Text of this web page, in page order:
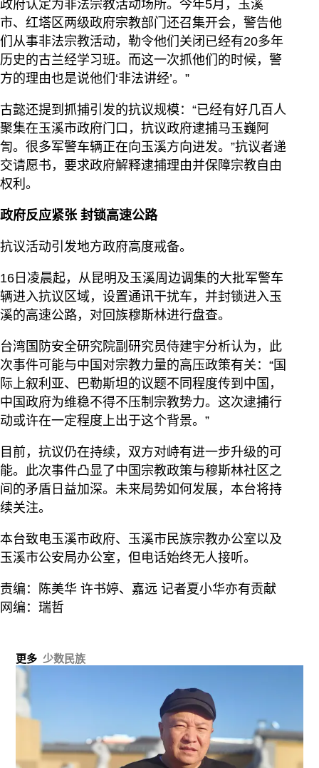
政府认定为非法宗教活动场所。今年5月，玉溪
市、红塔区两级政府宗教部门还召集开会，警告他
们从事非法宗教活动，勒令他们关闭已经有20多年
历史的古兰经学习班。而这一次抓他们的时候，警
方的理由也是说他们‘非法讲经’。”
古懿还提到抓捕引发的抗议规模：“已经有好几百人
聚集在玉溪市政府门口，抗议政府逮捕马玉巍阿
訇。很多军警车辆正在向玉溪方向进发。”抗议者递
交请愿书，要求政府解释逮捕理由并保障宗教自由
权利。
政府反应紧张 封锁高速公路
抗议活动引发地方政府高度戒备。
16日凌晨起，从昆明及玉溪周边调集的大批军警车
辆进入抗议区域，设置通讯干扰车，并封锁进入玉
溪的高速公路，对回族穆斯林进行盘查。
台湾国防安全研究院副研究员侍建宇分析认为，此
次事件可能与中国对宗教力量的高压政策有关：“国
际上叙利亚、巴勒斯坦的议题不同程度传到中国，
中国政府为维稳不得不压制宗教势力。这次逮捕行
动或许在一定程度上出于这个背景。”
目前，抗议仍在持续，双方对峙有进一步升级的可
能。此次事件凸显了中国宗教政策与穆斯林社区之
间的矛盾日益加深。未来局势如何发展，本台将持
续关注。
本台致电玉溪市政府、玉溪市民族宗教办公室以及
玉溪市公安局办公室，但电话始终无人接听。
责编：陈美华 许书婷、嘉远 记者夏小华亦有贡献
网编：瑞哲
更多 少数民族